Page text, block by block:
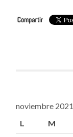
noviembre 2021
L
M